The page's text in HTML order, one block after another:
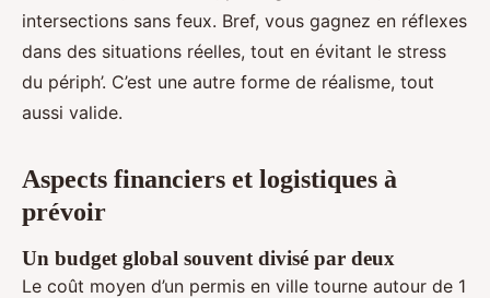
intersections sans feux. Bref, vous gagnez en réflexes
dans des situations réelles, tout en évitant le stress
du périph’. C’est une autre forme de réalisme, tout
aussi valide.
Aspects financiers et logistiques à
prévoir
Un budget global souvent divisé par deux
Le coût moyen d’un permis en ville tourne autour de 1